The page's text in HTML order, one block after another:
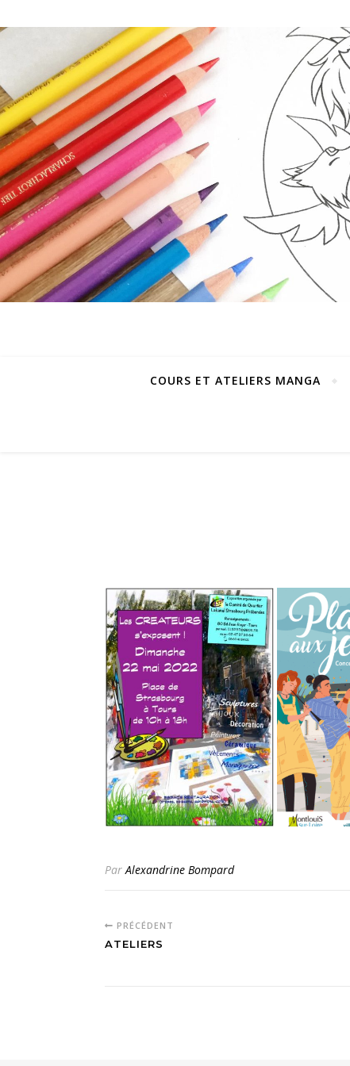
COURS ET ATELIERS MANGA
Par Alexandrine Bompard
PRÉCÉDENT
ATELIERS